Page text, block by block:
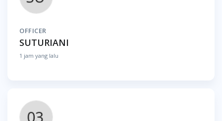
OFFICER
SUTURIANI
1 jam yang lalu